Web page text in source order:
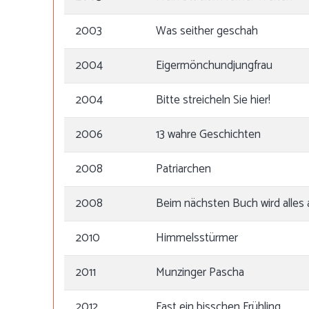
2003
Was seither geschah
2004
Eigermönchundjungfrau
2004
Bitte streicheln Sie hier!
2006
13 wahre Geschichten
2008
Patriarchen
2008
Beim nächsten Buch wird alles
2010
Himmelsstürmer
2011
Munzinger Pascha